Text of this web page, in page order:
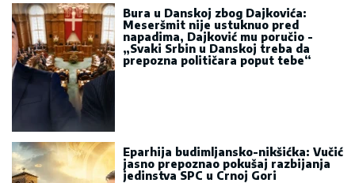
Bura u Danskoj zbog Dajkovića:
Meseršmit nije ustuknuo pred
napadima, Dajković mu poručio -
„Svaki Srbin u Danskoj treba da
prepozna političara poput tebe“
Eparhija budimljansko-nikšićka: Vučić
jasno prepoznao pokušaj razbijanja
jedinstva SPC u Crnoj Gori